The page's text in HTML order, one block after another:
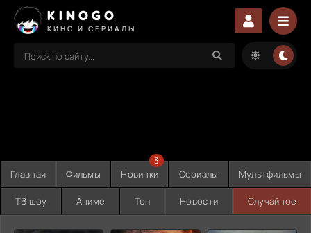
KINOGO
КИНО И СЕРИАЛЫ
Главная Фильмы Новинки
3
Сериалы Мультфильмы
ТВ шоу Аниме Топ Новости Случайное